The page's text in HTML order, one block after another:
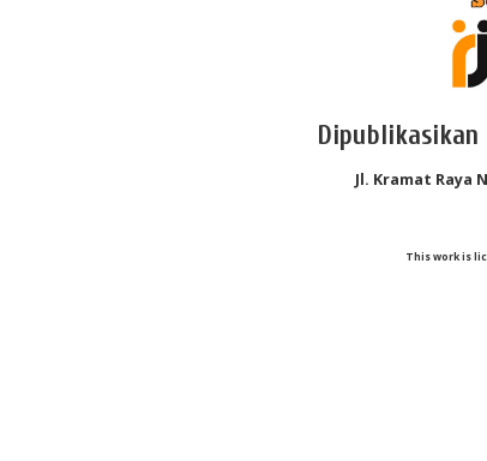
Jl. Kramat Raya
This work is